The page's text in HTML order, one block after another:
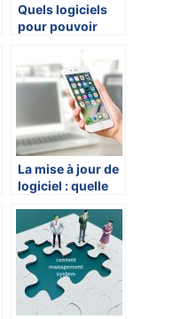
Quels logiciels
pour pouvoir
modifications
sur les photos ?
La mise à jour de
logiciel : quelle